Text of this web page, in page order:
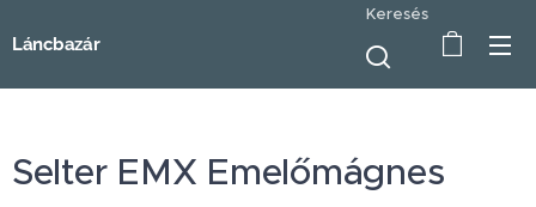
Láncbazár
Keresés
Selter EMX Emelőmágnes